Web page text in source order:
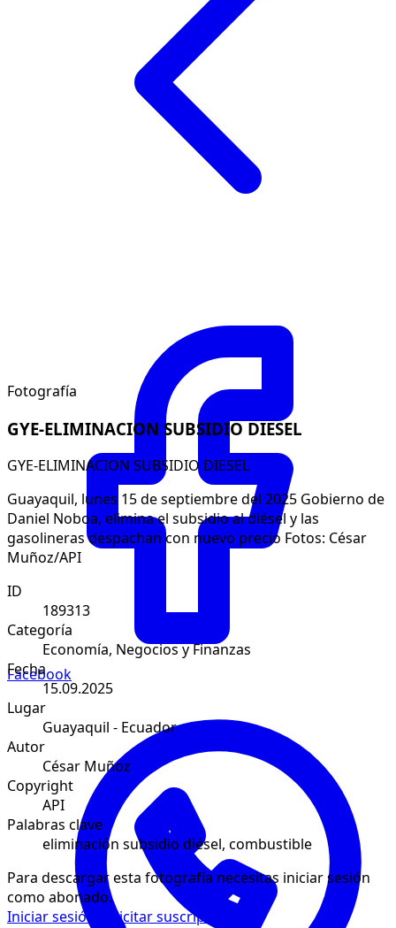
Facebook
Fotografía
GYE-ELIMINACION SUBSIDIO DIESEL
GYE-ELIMINACION SUBSIDIO DIESEL
Guayaquil, lunes 15 de septiembre del 2025 Gobierno de
Daniel Noboa, elimina el subsidio al diésel y las
gasolineras despachan con nuevo precio Fotos: César
Muñoz/API
ID
189313
Categoría
Economía, Negocios y Finanzas
Fecha
15.09.2025
Lugar
Guayaquil - Ecuador
Autor
César Muñoz
Copyright
API
Palabras clave
eliminación subsidio diésel, combustible
Para descargar esta fotografía necesitas iniciar sesión
como abonado.
Iniciar sesión
Solicitar suscripción